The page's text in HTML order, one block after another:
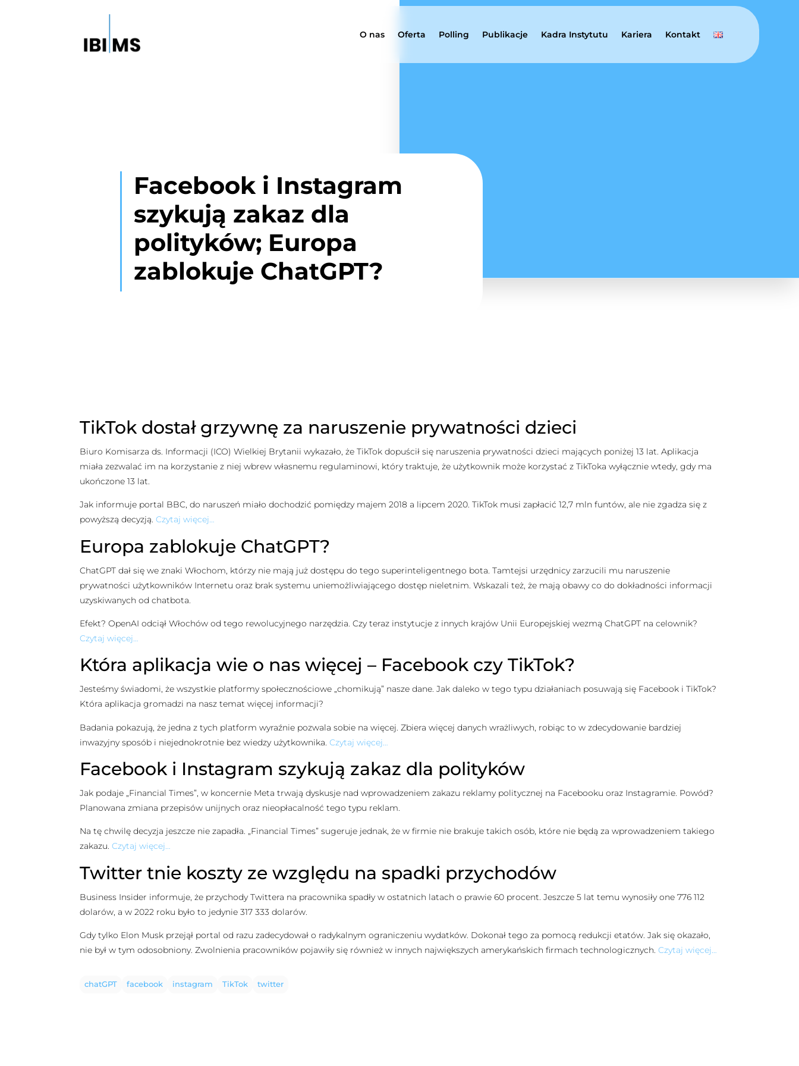
O nas Oferta Polling Publikacje Kadra Instytutu Kariera Kontakt
Facebook i Instagram
szykują zakaz dla
polityków; Europa
zablokuje ChatGPT?
TikTok dostał grzywnę za naruszenie prywatności dzieci
Biuro Komisarza ds. Informacji (ICO) Wielkiej Brytanii wykazało, że TikTok dopuścił się naruszenia prywatności dzieci mających poniżej 13 lat. Aplikacja
miała zezwalać im na korzystanie z niej wbrew własnemu regulaminowi, który traktuje, że użytkownik może korzystać z TikToka wyłącznie wtedy, gdy ma
ukończone 13 lat.
Jak informuje portal BBC, do naruszeń miało dochodzić pomiędzy majem 2018 a lipcem 2020. TikTok musi zapłacić 12,7 mln funtów, ale nie zgadza się z
powyższą decyzją.Czytaj więcej…
Europa zablokuje ChatGPT?
ChatGPT dał się we znaki Włochom, którzy nie mają już dostępu do tego superinteligentnego bota. Tamtejsi urzędnicy zarzucili mu naruszenie
prywatności użytkowników Internetu oraz brak systemu uniemożliwiającego dostęp nieletnim. Wskazali też, że mają obawy co do dokładności informacji
uzyskiwanych od chatbota.
Efekt? OpenAI odciął Włochów od tego rewolucyjnego narzędzia. Czy teraz instytucje z innych krajów Unii Europejskiej wezmą ChatGPT na celownik?
Czytaj więcej…
Która aplikacja wie o nas więcej – Facebook czy TikTok?
Jesteśmy świadomi, że wszystkie platformy społecznościowe „chomikują” nasze dane. Jak daleko w tego typu działaniach posuwają się Facebook i TikTok?
Która aplikacja gromadzi na nasz temat więcej informacji?
Badania pokazują, że jedna z tych platform wyraźnie pozwala sobie na więcej. Zbiera więcej danych wrażliwych, robiąc to w zdecydowanie bardziej
inwazyjny sposób i niejednokrotnie bez wiedzy użytkownika.Czytaj więcej…
Facebook i Instagram szykują zakaz dla polityków
Jak podaje „Financial Times”, w koncernie Meta trwają dyskusje nad wprowadzeniem zakazu reklamy politycznej na Facebooku oraz Instagramie. Powód?
Planowana zmiana przepisów unijnych oraz nieopłacalność tego typu reklam.
Na tę chwilę decyzja jeszcze nie zapadła. „Financial Times” sugeruje jednak, że w firmie nie brakuje takich osób, które nie będą za wprowadzeniem takiego
zakazu.Czytaj więcej…
Twitter tnie koszty ze względu na spadki przychodów
Business Insider informuje, że przychody Twittera na pracownika spadły w ostatnich latach o prawie 60 procent. Jeszcze 5 lat temu wynosiły one 776 112
dolarów, a w 2022 roku było to jedynie 317 333 dolarów.
Gdy tylko Elon Musk przejął portal od razu zadecydował o radykalnym ograniczeniu wydatków. Dokonał tego za pomocą redukcji etatów. Jak się okazało,
nie był w tym odosobniony. Zwolnienia pracowników pojawiły się również w innych największych amerykańskich firmach technologicznych.Czytaj więcej…
chatGPT facebook instagram TikTok twitter